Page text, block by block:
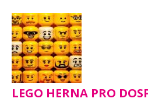
LEGO HERNA PRO